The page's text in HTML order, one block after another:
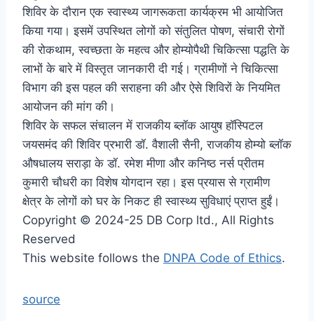
शिविर के दौरान एक स्वास्थ्य जागरूकता कार्यक्रम भी आयोजित
किया गया। इसमें उपस्थित लोगों को संतुलित पोषण, संचारी रोगों
की रोकथाम, स्वच्छता के महत्व और होम्योपैथी चिकित्सा पद्धति के
लाभों के बारे में विस्तृत जानकारी दी गई। ग्रामीणों ने चिकित्सा
विभाग की इस पहल की सराहना की और ऐसे शिविरों के नियमित
आयोजन की मांग की।
शिविर के सफल संचालन में राजकीय ब्लॉक आयुष हॉस्पिटल
जयसमंद की शिविर प्रभारी डॉ. वैशाली सैनी, राजकीय होम्यो ब्लॉक
औषधालय सराड़ा के डॉ. रमेश मीणा और कनिष्ठ नर्स प्रीतम
कुमारी चौधरी का विशेष योगदान रहा। इस प्रयास से ग्रामीण
क्षेत्र के लोगों को घर के निकट ही स्वास्थ्य सुविधाएं प्राप्त हुईं।
Copyright © 2024-25 DB Corp ltd., All Rights
Reserved
This website follows the DNPA Code of Ethics.
source